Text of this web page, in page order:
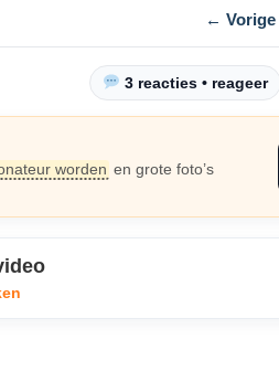
←
3 reacties • reageer
worden en grote foto’s